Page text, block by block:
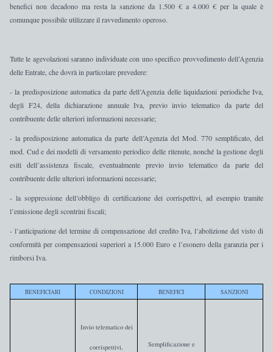
benefici non decadono ma resta la sanzione da 1.500 € a 4.000 € per la quale è
comunque possibile utilizzare il ravvedimento operoso.
Tuttele agevolazioni saranno individuate con uno specifico provvedimento dell’Agenzia
delle Entrate , che dovrà in particolare prevedere:
- la predisposizione automatica da parte dell’Agenzia delle liquidazioni periodiche Iva,
degli F24, della dichiarazione annuale Iva, previo invio telematico da parte del
contribuente delle ulteriori informazioni necessarie;
- la predisposizione automatica da parte dell’Agenzia del Mod. 770 semplificato, del
mod. Cud e dei modelli di versamento periodico delle ritenute, nonché la gestione degli
esiti dell’assistenza fiscale, eventualmente previo invio telematico da parte del
contribuente delle ulteriori informazioni necessarie;
- la soppressione dell’obbligo di certificazione dei corrispettivi, ad esempio tramite
l’emissione degli scontrini fiscali;
- l’anticipazione del termine di compensazione del credito Iva, l’abolizione del visto di
conformità per compensazioni superiori a 15.000 Euro e l’esonero della garanzia per i
rimborsi Iva.
BENEFICIARI CONDIZIONI BENEFICI SANZIONI
Invio telematico dei
corrispettivi,
Semplificazione e